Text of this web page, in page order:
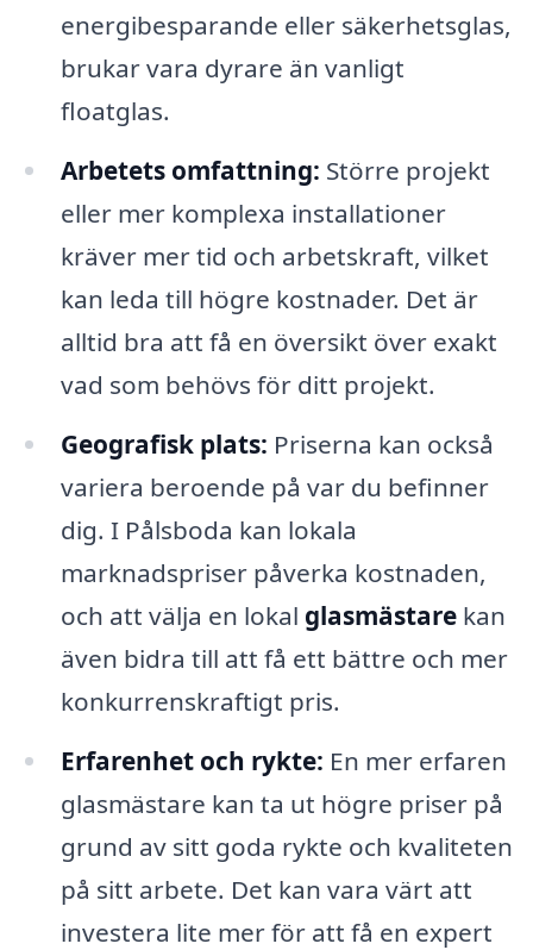
energibesparande eller säkerhetsglas,
brukar vara dyrare än vanligt
floatglas.
Arbetets omfattning: Större projekt
eller mer komplexa installationer
kräver mer tid och arbetskraft, vilket
kan leda till högre kostnader. Det är
alltid bra att få en översikt över exakt
vad som behövs för ditt projekt.
Geografisk plats: Priserna kan också
variera beroende på var du befinner
dig. I Pålsboda kan lokala
marknadspriser påverka kostnaden,
och att välja en lokal glasmästarekan
även bidra till att få ett bättre och mer
konkurrenskraftigt pris.
Erfarenhet och rykte: En mer erfaren
glasmästare kan ta ut högre priser på
grund av sitt goda rykte och kvaliteten
på sitt arbete. Det kan vara värt att
investera lite mer för att få en expert